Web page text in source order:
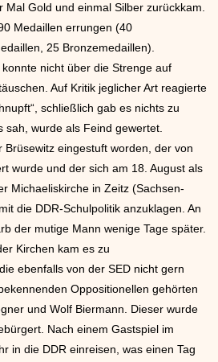
Mal Gold und einmal Silber zurückkam.
Medaillen errungen (40
25 Bronzemedaillen).
nicht über die Strenge auf
Auf Kritik jeglicher Art reagierte
schließlich gab es nichts zu
sah, wurde als Feind gewertet.
Brüsewitz eingestuft worden, der von
wurde und der sich am 18. August als
Michaeliskirche in Zeitz (Sachsen-
die DDR-Schulpolitik anzuklagen. An
der mutige Mann wenige Tage später.
Kirchen kam es zu
ebenfalls von der SED nicht gern
Oppositionellen gehörten
und Wolf Biermann. Dieser wurde
Nach einem Gastspiel im
in die DDR einreisen, was einen Tag